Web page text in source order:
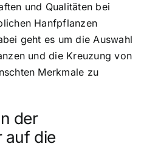
und Qualitäten bei
Hanfpflanzen
geht es um die Auswahl
und die Kreuzung von
Merkmale zu
der
auf die